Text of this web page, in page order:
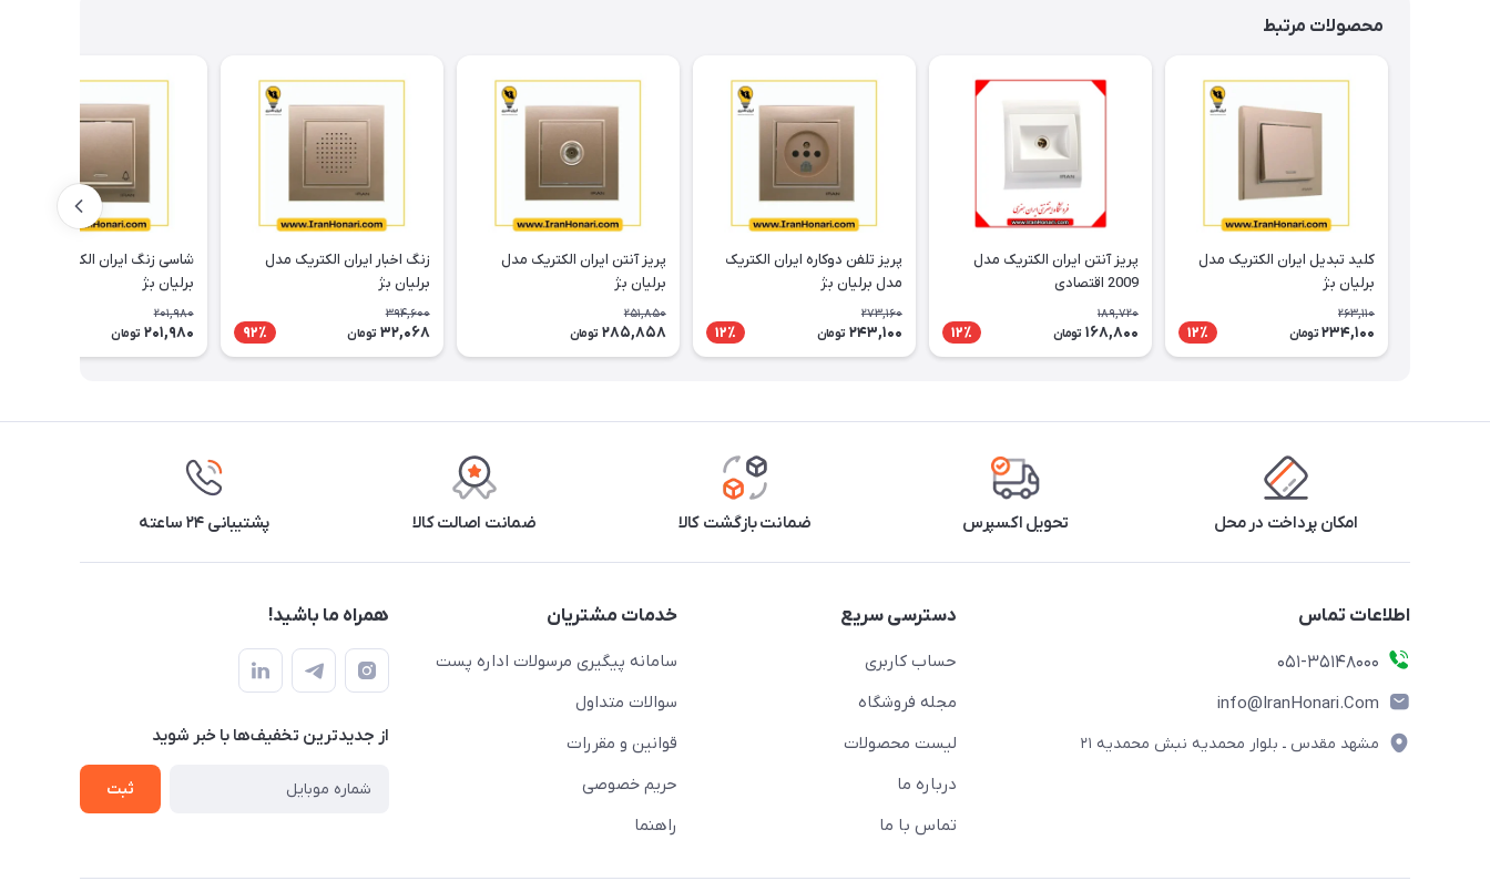
محصولات مرتبط
کلید تبدیل ایران الکتریک مدل
برلیان بژ
263,110
234,100 تومان 12٪
پریز آنتن ایران الکتریک مدل
2009 اقتصادی
189,720
168,800 تومان 12٪
پریز تلفن دوکاره ایران الکتریک
مدل برلیان بژ
273,160
243,100 تومان 12٪
پریز آنتن ایران الکتریک مدل
برلیان بژ
251,850
285,858 تومان
زنگ اخبار ایران الکتریک مدل
برلیان بژ
394,600
32,068 تومان 92٪
شاسی زنگ ایران الکتریک مدل
برلیان بژ
201,980
201,980 تومان
امکان پرداخت در محل تحویل اکسپرس ضمانت بازگشت کالا ضمانت اصالت کالا پشتیبانی ۲۴ ساعته
اطلاعات تماس
۰۵۱-۳۵۱۴۸۰۰۰
info@IranHonari.Com
مشهد مقدس ـ بلوار محمدیه نبش محمدیه ۲۱
دسترسی سریع
حساب کاربری
مجله فروشگاه
لیست محصولات
درباره ما
تماس با ما
خدمات مشتریان
سامانه پیگیری مرسولات اداره پست
سوالات متداول
قوانین و مقررات
حریم خصوصی
راهنما
همراه ما باشید!
از جدید‌ترین تخفیف‌ها با‌ خبر شوید
ثبت